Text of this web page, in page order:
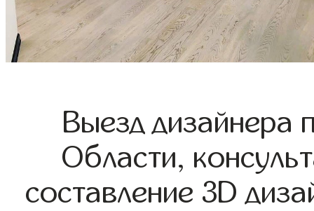
Выезд дизайнера
Области,
составление 3D